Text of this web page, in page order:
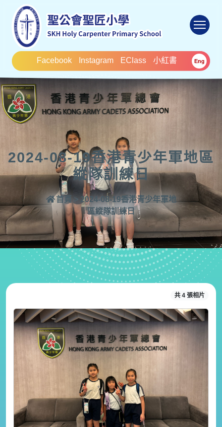
Facebook Instagram EClass 小紅書 Eng
2024-08-19香港青少年軍地區
縱隊訓練日
首頁 > 2024-08-19香港青少年軍地
區縱隊訓練日
共 4 張相片